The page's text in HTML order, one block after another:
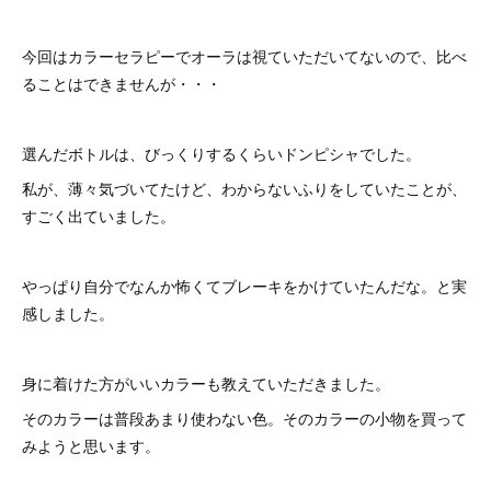
今回はカラーセラピーでオーラは視ていただいてないので、比べ
ることはできませんが・・・
選んだボトルは、びっくりするくらいドンピシャでした。
私が、薄々気づいてたけど、わからないふりをしていたことが、
すごく出ていました。
やっぱり自分でなんか怖くてブレーキをかけていたんだな。と実
感しました。
身に着けた方がいいカラーも教えていただきました。
そのカラーは普段あまり使わない色。そのカラーの小物を買って
みようと思います。